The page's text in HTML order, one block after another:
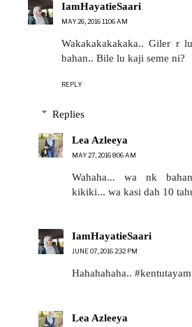
IamHayatieSaari
MAY 26, 2016 11:06 AM
Wakakakakakaka.. Giler r
bahan.. Bile lu kaji seme ni?
REPLY
Replies
Lea Azleeya
MAY 27, 2016 8:06 AM
Wahaha... wa nk
kikiki... wa kasi dah 10
IamHayatieSaari
JUNE 07, 2016 2:32 PM
Hahahahaha..
Lea Azleeya